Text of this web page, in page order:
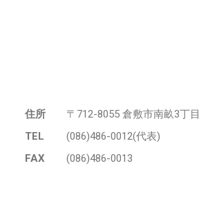
住所
〒712-8055 倉敷市南畝3丁
TEL
(086)486-0012(代表)
FAX
(086)486-0013